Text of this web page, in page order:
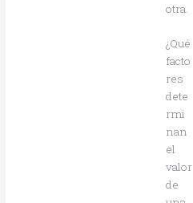
otra.
¿Qué
facto
res
dete
rmi
nan
el
valor
de